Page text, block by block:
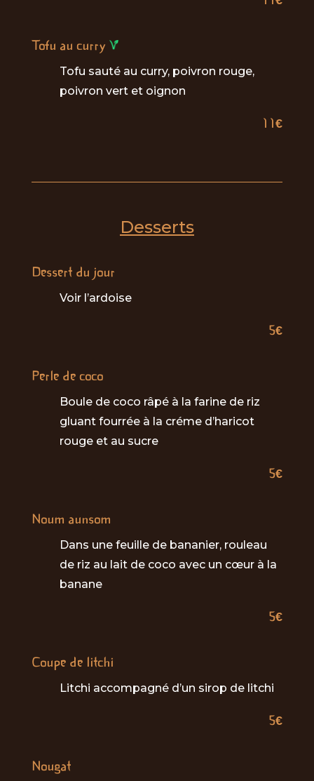
Tofu au curry
Tofu sauté au curry, poivron rouge,
poivron vert et oignon
11€
Desserts
Dessert du jour
Voir l’ardoise
5€
Perle de coco
Boule de coco râpé à la farine de riz
gluant fourrée à la créme d’haricot
rouge et au sucre
5€
Noum aunsom
Dans une feuille de bananier, rouleau
de riz au lait de coco avec un cœur à la
banane
5€
Coupe de litchi
Litchi accompagné d’un sirop de litchi
5€
Nougat